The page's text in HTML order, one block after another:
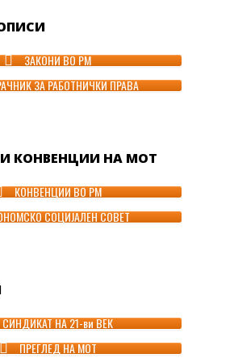
ЗАКОНИ ВО РМ
ЗА РАБОТНИЧКИ ПРАВА
КОНВЕНЦИИ НА МОТ
КОНВЕНЦИИ ВО РМ
СОЦИЈАЛЕН СОВЕТ
СИНДИКАТ НА 21-ви ВЕК
ПРЕГЛЕД НА МОТ